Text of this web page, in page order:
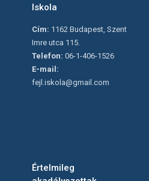
Iskola
Cím: 1162 Budapest, Szent
Imre utca 115.
Telefon: 06-1-406-1526
E-mail:
fejl.iskola@gmail.com
Értelmileg